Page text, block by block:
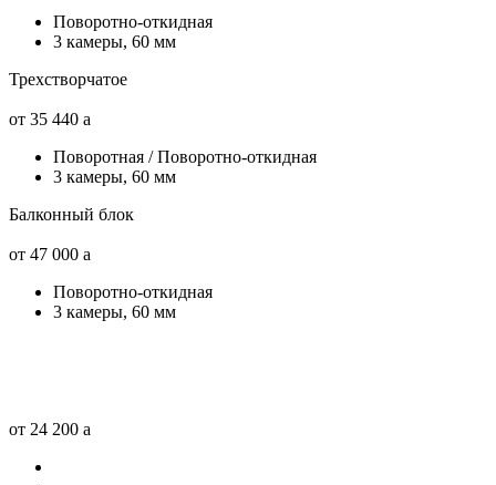
Поворотно-откидная
3 камеры, 60 мм
Трехстворчатое
от 35 440 a
Поворотная / Поворотно-откидная
3 камеры, 60 мм
Балконный блок
от 47 000 a
Поворотно-откидная
3 камеры, 60 мм
от 24 200 a